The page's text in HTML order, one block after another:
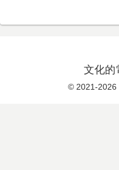
文化的
© 2021-2026